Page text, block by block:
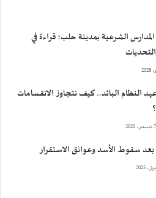
المدارس الشرعية بمدينة حلب؛ قراءة في
النظام البائد.. كيف نتجاوز الانقسامات
7 ديسمبر، 2025
بعد سقوط الأسد وعوائق الاستقرار